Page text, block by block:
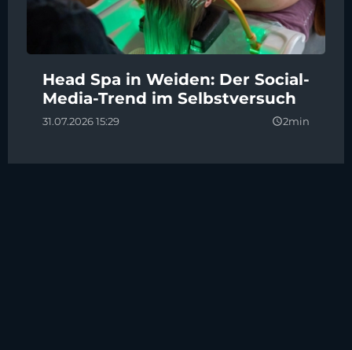
Head Spa in Weiden: Der Social-
Media-Trend im Selbstversuch
31.07.2026 15:29 query_builder2min